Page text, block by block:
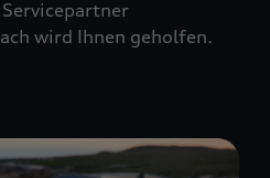
wird Ihnen geholfen.